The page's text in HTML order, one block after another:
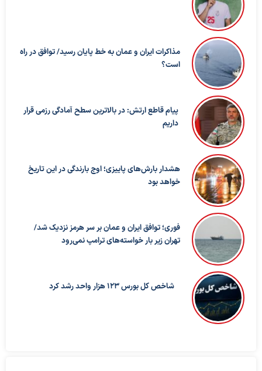
مذاکرات ایران و عمان به خط پایان رسید/ توافق در راه
است؟
پیام قاطع ارتش: در بالاترین سطح آمادگی رزمی قرار
داریم
هشدار بارش‌های پاییزی؛ اوج بارندگی در این تاریخ
خواهد بود
فوری؛ توافق ایران و عمان بر سر هرمز نزدیک شد/
تهران زیر بار خواسته‌های ترامپ نمی‌رود
شاخص کل بورس ۱۲۳ هزار واحد رشد کرد